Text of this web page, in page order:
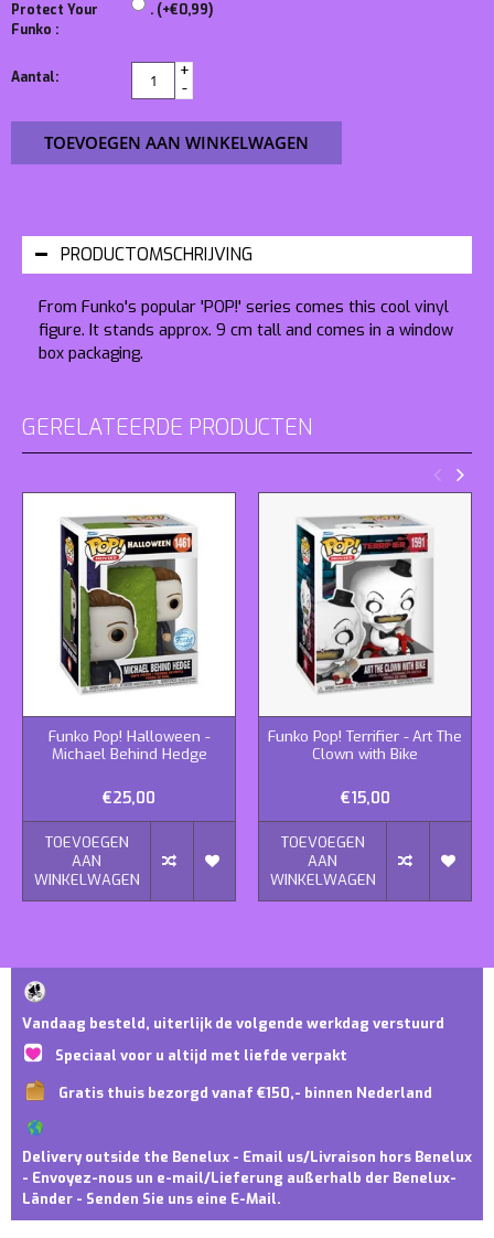
Protect Your
Funko :
. (+€0,99)
Aantal:
+
-
TOEVOEGEN AAN WINKELWAGEN
PRODUCTOMSCHRIJVING
From Funko's popular 'POP!' series comes this cool vinyl
figure. It stands approx. 9 cm tall and comes in a window
box packaging.
GERELATEERDE PRODUCTEN
Funko Pop! Halloween -
Michael Behind Hedge
€25,00
TOEVOEGEN
AAN
WINKELWAGEN
Funko Pop! Terrifier - Art The
Clown with Bike
€15,00
TOEVOEGEN
AAN
WINKELWAGEN
Vandaag besteld, uiterlijk de volgende werkdag verstuurd
Speciaal voor u altijd met liefde verpakt
Gratis thuis bezorgd vanaf €150,- binnen Nederland
Delivery outside the Benelux - Email us/Livraison hors Benelux
- Envoyez-nous un e-mail/Lieferung außerhalb der Benelux-
Länder - Senden Sie uns eine E-Mail.